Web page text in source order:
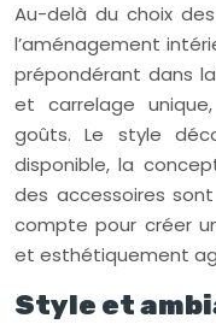
Au-delà du choix
l’aménagement
prépondérant dans
et carrelage
goûts. Le style
disponible, la
des accessoires
compte pour créer
et esthétiquement
Style et